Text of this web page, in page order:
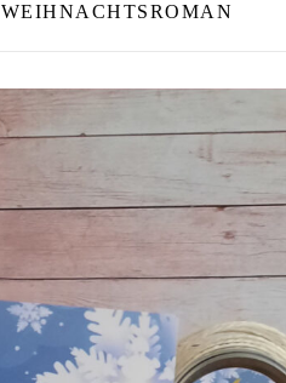
WEIHNACHTSROMAN